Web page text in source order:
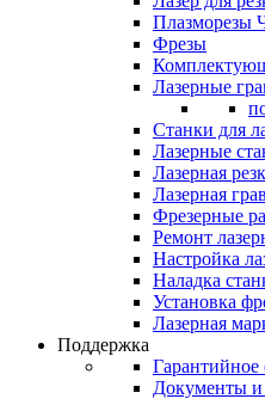
Плазморезы
Фрезы
Лазерные
Станки для
Лазерные
Лазерная
Лазерная
Фрезерные
Ремонт
Настройка
Наладка
Установка
Лазерная
Поддержка
Документы